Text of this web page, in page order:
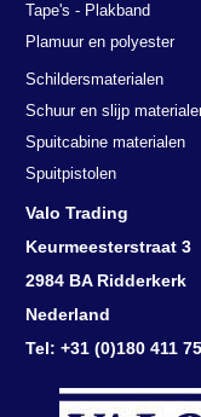
Tape's - Plakband
Plamuur en polyester
Schildersmaterialen
Schuur en slijp
Spuitcabine materialen
Spuitpistolen
Valo Trading
Keurmeesterstraat 3
2984 BA Ridderkerk
Nederland
Tel: +31 (0)180 411
cookies.
We gebruiken cookies
om ons verkeer te
deze kunnen
verstrekt of die zij
DETAILS